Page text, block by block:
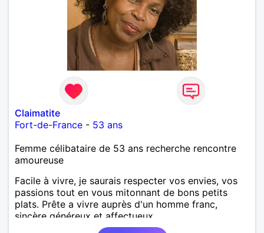
Claimatite
Fort-de-France - 53 ans
Femme célibataire de 53 ans recherche rencontre
amoureuse
Facile à vivre, je saurais respecter vos envies, vos
passions tout en vous mitonnant de bons petits
plats. Prête a vivre auprès d'un homme franc,
sincère généreux et affectueux...